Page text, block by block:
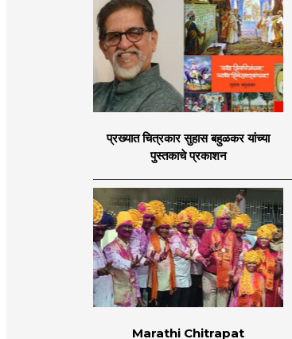
प्रख्यात चित्रकार सुहास बहुळकर यांच्या
पुस्तकाचे प्रकाशन
Marathi Chitrapat